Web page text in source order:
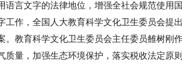
言文字的法律地位，增强全社会规范使用
工作，全国人大教育科学文化卫生委员会提
。教育科学文化卫生委员会主任委员雒树刚作
量，加强生态环境保护，落实税收法定原